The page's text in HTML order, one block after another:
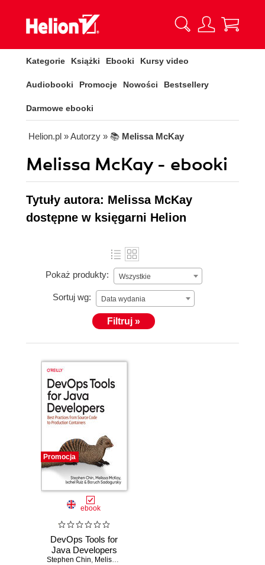
Kategorie Książki Ebooki Kursy video
Audiobooki Promocje Nowości Bestsellery
Darmowe ebooki
Helion.pl » Autorzy » 📚 Melissa McKay
Melissa McKay - ebooki
Tytuły autora: Melissa McKay
dostępne w księgarni Helion
Pokaż produkty: Wszystkie
Sortuj wg: Data wydania
Filtruj »
Promocja
ebook
DevOps Tools for
Java Developers
Stephen Chin, Melissa McKay